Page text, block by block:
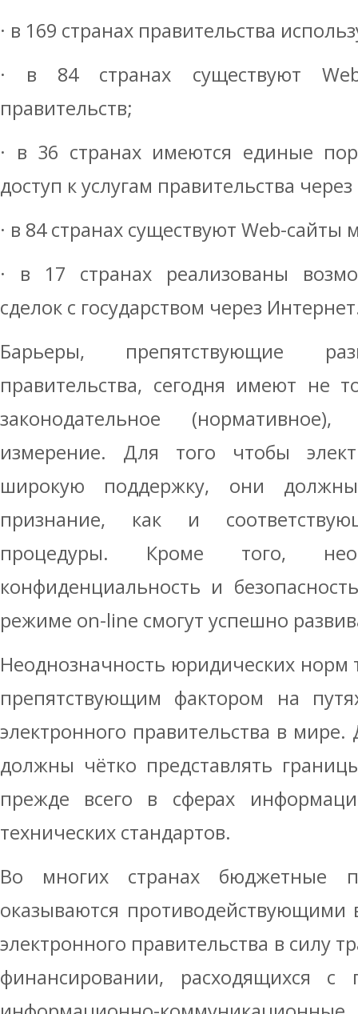
· в 169 странах правительства
· в 84 странах существуют
правительств;
· в 36 странах имеются единые
доступ к услугам правительства
· в 84 странах существуют Web-сайты
· в 17 странах реализованы
сделок с государством через
Барьеры, препятствующие
правительства, сегодня имеют не
законодательное
измерение. Для того чтобы
широкую поддержку, они
признание, как и
процедуры. Кроме того,
конфиденциальность и
режиме on-line смогут успешно
Неоднозначность юридических
препятствующим фактором на
электронного правительства в
должны чётко представлять
прежде всего в сферах
технических стандартов.
Во многих странах бюджетные
оказываются противодействующими
электронного правительства в силу
финансировании, расходящихся с